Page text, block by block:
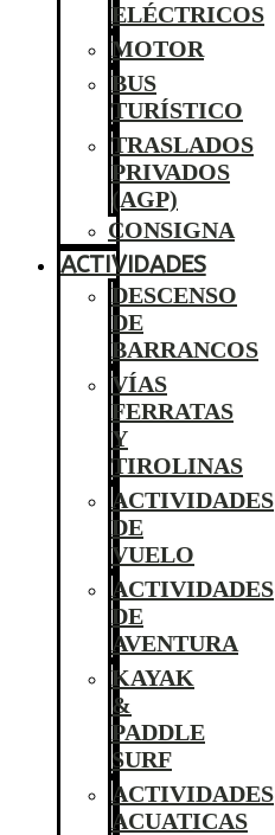
ELÉCTRICOS
MOTOR
BUS
TURÍSTICO
TRASLADOS
PRIVADOS
(AGP)
CONSIGNA
ACTIVIDADES
DESCENSO
DE
BARRANCOS
VÍAS
FERRATAS
Y
TIROLINAS
ACTIVIDADES
DE
VUELO
ACTIVIDADES
DE
AVENTURA
KAYAK
&
PADDLE
SURF
ACTIVIDADES
ACUATICAS